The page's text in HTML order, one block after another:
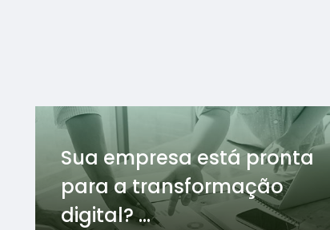
Sua empresa está pronta
para a transformação
digital? ...